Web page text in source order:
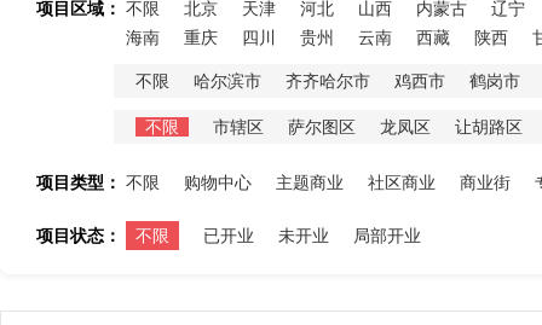
项目区域： 不限 北京 天津 河北 山西 内蒙古
辽宁
海南
重庆 四川 贵州 云南 西藏 陕西
不限 哈尔滨市 齐齐哈尔市 鸡西市 鹤岗市
不限 市辖区 萨尔图区 龙凤区 让胡路区
项目类型： 不限 购物中心 主题商业 社区商业 商业街
项目状态： 不限 已开业 未开业 局部开业